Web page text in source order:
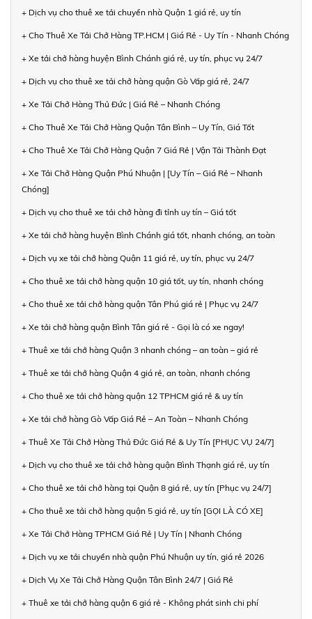
+ Dịch vụ cho thuê xe tải chuyển nhà Quận 1 giá rẻ, uy tín
+ Cho Thuê Xe Tải Chở Hàng TP.HCM | Giá Rẻ - Uy Tín - Nhanh Chóng
+ Xe tải chở hàng huyện Bình Chánh giá rẻ, uy tín, phục vụ 24/7
+ Dịch vụ cho thuê xe tải chở hàng quận Gò Vấp giá rẻ, 24/7
+ Xe Tải Chở Hàng Thủ Đức | Giá Rẻ – Nhanh Chóng
+ Cho Thuê Xe Tải Chở Hàng Quận Tân Bình – Uy Tín, Giá Tốt
+ Cho Thuê Xe Tải Chở Hàng Quận 7 Giá Rẻ | Vận Tải Thành Đạt
+ Xe Tải Chở Hàng Quận Phú Nhuận | [Uy Tín – Giá Rẻ – Nhanh
Chóng]
+ Dịch vụ cho thuê xe tải chở hàng đi tỉnh uy tín – Giá tốt
+ Xe tải chở hàng huyện Bình Chánh giá tốt, nhanh chóng, an toàn
+ Dịch vụ xe tải chở hàng Quận 11 giá rẻ, uy tín, phục vụ 24/7
+ Cho thuê xe tải chở hàng quận 10 giá tốt, uy tín, nhanh chóng
+ Cho thuê xe tải chở hàng quận Tân Phú giá rẻ | Phục vụ 24/7
+ Xe tải chở hàng quận Bình Tân giá rẻ - Gọi là có xe ngay!
+ Thuê xe tải chở hàng Quận 3 nhanh chóng – an toàn – giá rẻ
+ Thuê xe tải chở hàng Quận 4 giá rẻ, an toàn, nhanh chóng
+ Cho thuê xe tải chở hàng quận 12 TPHCM giá rẻ & uy tín
+ Xe tải chở hàng Gò Vấp Giá Rẻ – An Toàn – Nhanh Chóng
+ Thuê Xe Tải Chở Hàng Thủ Đức Giá Rẻ & Uy Tín [PHỤC VỤ 24/7]
+ Dịch vụ cho thuê xe tải chở hàng quận Bình Thạnh giá rẻ, uy tín
+ Cho thuê xe tải chở hàng tại Quận 8 giá rẻ, uy tín [Phục vụ 24/7]
+ Cho thuê xe tải chở hàng quận 5 giá rẻ, uy tín [GỌI LÀ CÓ XE]
+ Xe Tải Chở Hàng TPHCM Giá Rẻ | Uy Tín | Nhanh Chóng
+ Dịch vụ xe tải chuyển nhà quận Phú Nhuận uy tín, giá rẻ 2026
+ Dịch Vụ Xe Tải Chở Hàng Quận Tân Bình 24/7 | Giá Rẻ
+ Thuê xe tải chở hàng quận 6 giá rẻ - Không phát sinh chi phí